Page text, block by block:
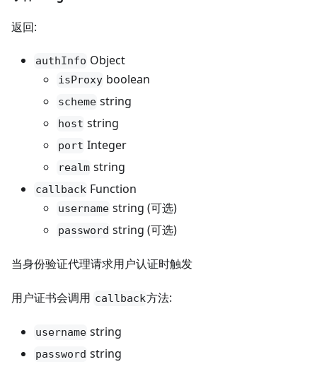
返回:
authInfo Object
isProxy boolean
scheme string
host string
port Integer
realm string
callback Function
username string (可选)
password string (可选)
当身份验证代理请求用户认证时触发
用户证书会调用 callback方法:
username string
password string